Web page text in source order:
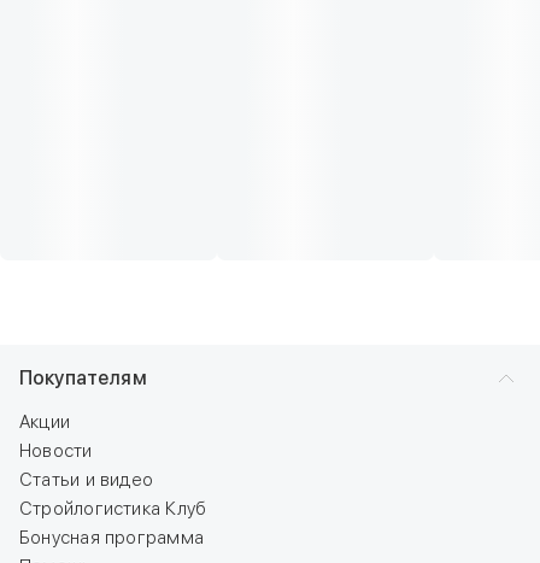
Покупателям
Акции
Новости
Статьи и видео
Стройлогистика Клуб
Бонусная программа